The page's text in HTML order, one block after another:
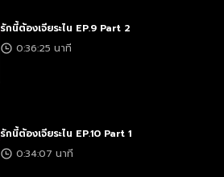
รักนี้ต้องเจียระไน EP.9 Part 2
0:36:25 นาที
รักนี้ต้องเจียระไน EP.10 Part 1
0:34:07 นาที